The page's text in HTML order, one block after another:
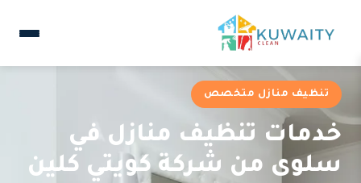
تنظيف منازل متخصص
خدمات تنظيف منازل في
سلوى من شركة كويتي كلين